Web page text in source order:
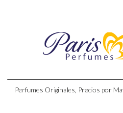
Perfumes Originales, Precios por